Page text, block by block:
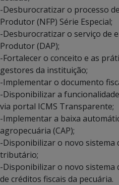
-Desburocratizar o processo
Produtor (NFP) Série Especial;
-Desburocratizar o serviço de
Produtor (DAP);
-Fortalecer o conceito e as
gestores da instituição;
-Implementar o documento
-Disponibilizar a
via portal ICMS Transparente;
-Implementar a baixa
agropecuária (CAP);
-Disponibilizar o novo sistema
tributário;
-Disponibilizar o novo sistema
de créditos fiscais da pecuária.